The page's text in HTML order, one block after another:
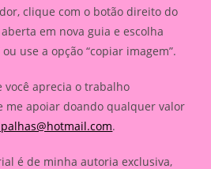
clique com o botão direito do
em nova guia e escolha
use a opção “copiar imagem”.
você aprecia o trabalho
me apoiar doando qualquer valor
.
é de minha autoria exclusiva,